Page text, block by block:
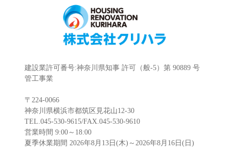
建設業許可番号:神奈川県知事 許可（般-5）第 90889 号
管工事業
〒224-0066
神奈川県横浜市都筑区見花山12-30
TEL.045-530-9615/FAX.045-530-9610
営業時間 9:00～18:00
夏季休業期間 2026年8月13日(木)～2026年8月16日(日)